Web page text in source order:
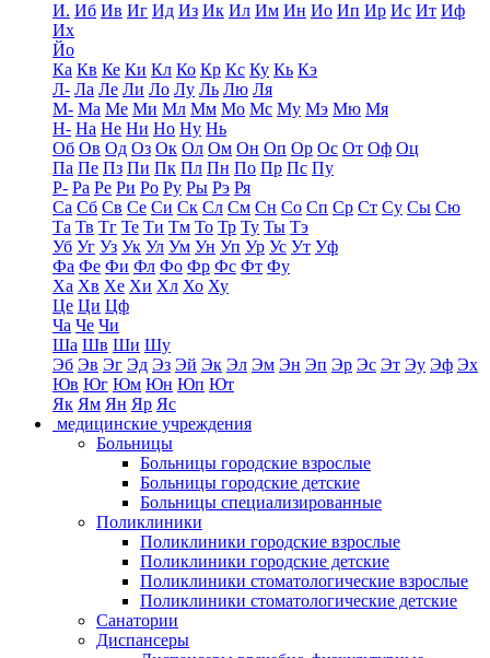
И. Иб Ив Иг Ид Из Ик Ил Им Ин Ио Ип Ир Ис Ит Иф
Их
Йо
Ка Кв Ке Ки Кл Ко Кр Кс Ку Кь Кэ
Л- Ла Ле Ли Ло Лу Ль Лю Ля
М- Ма Ме Ми Мл Мм Мо Мс Му Мэ Мю Мя
Н- На Не Ни Но Ну Нь
Об Ов Од Оз Ок Ол Ом Он Оп Ор Ос От Оф Оц
Па Пе Пз Пи Пк Пл Пн По Пр Пс Пу
Р- Ра Ре Ри Ро Ру Ры Рэ Ря
Са Сб Св Се Си Ск Сл См Сн Со Сп Ср Ст Су Сы Сю
Та Тв Тг Те Ти Тм То Тр Ту Ты Тэ
Уб Уг Уз Ук Ул Ум Ун Уп Ур Ус Ут Уф
Фа Фе Фи Фл Фо Фр Фс Фт Фу
Ха Хв Хе Хи Хл Хо Ху
Це Ци Цф
Ча Че Чи
Ша Шв Ши Шу
Эб Эв Эг Эд Эз Эй Эк Эл Эм Эн Эп Эр Эс Эт Эу Эф Эх
Юв Юг Юм Юн Юп Ют
Як Ям Ян Яр Яс
медицинские учреждения
Больницы
Больницы городские взрослые
Больницы городские детские
Больницы специализированные
Поликлиники
Поликлиники городские взрослые
Поликлиники городские детские
Поликлиники стоматологические взрослые
Поликлиники стоматологические детские
Санатории
Диспансеры